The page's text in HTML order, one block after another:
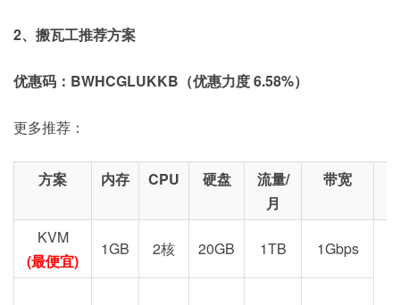
2、搬瓦工推荐方案
优惠码：BWHCGLUKKB（优惠力度 6.58%）
更多推荐：
方案 内存 CPU 硬盘
流量/
月
带宽
KVM
(最便宜)
1GB 2核 20GB 1TB 1Gbps